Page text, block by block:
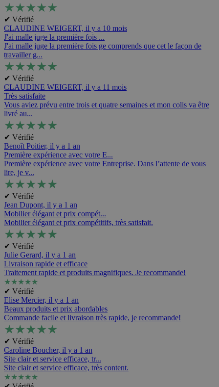
★★★★★
✔ Vérifié
CLAUDINE WEIGERT, il y a 10 mois
J'ai malle juge la première fois ...
J'ai malle juge la première fois ge comprends que cet le façon de
travailler g...
★★★★★
✔ Vérifié
CLAUDINE WEIGERT, il y a 11 mois
Très satisfaite
Vous aviez prévu entre trois et quatre semaines et mon colis va être
livré au...
★★★★★
✔ Vérifié
Benoît Poitier, il y a 1 an
Première expérience avec votre E...
Première expérience avec votre Entreprise. Dans l’attente de vous
lire, je v...
★★★★★
✔ Vérifié
Jean Dupont, il y a 1 an
Mobilier élégant et prix compét...
Mobilier élégant et prix compétitifs, très satisfait.
★★★★★
✔ Vérifié
Julie Gerard, il y a 1 an
Livraison rapide et efficace
Traitement rapide et produits magnifiques. Je recommande!
★★★★★
✔ Vérifié
Elise Mercier, il y a 1 an
Beaux produits et prix abordables
Commande facile et livraison très rapide, je recommande!
★★★★★
✔ Vérifié
Caroline Boucher, il y a 1 an
Site clair et service efficace, tr...
Site clair et service efficace, très content.
★★★★★